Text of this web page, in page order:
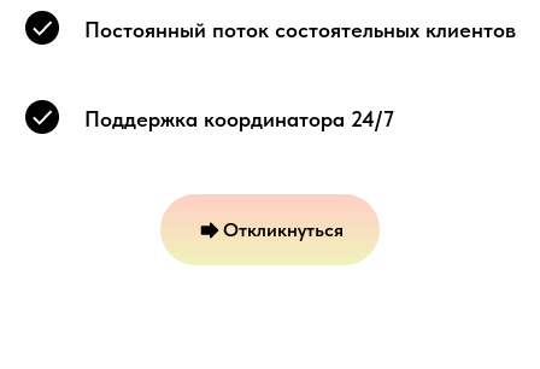
Постоянный поток состоятельных клиентов
Поддержка координатора 24/7
Откликнуться